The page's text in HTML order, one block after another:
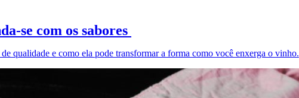
se com os sabores
qualidade e como ela pode transformar a forma como você enxerga o vinho.